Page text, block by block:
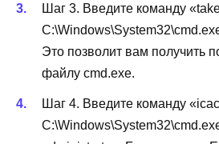
Шаг 3. Введите команду
Это позволит вам получить
файлу cmd.exe.
Шаг 4. Введите команду